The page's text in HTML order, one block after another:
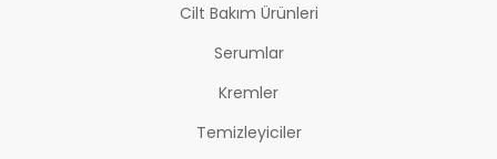
Cilt Bakım Ürünleri
Serumlar
Kremler
Temizleyiciler